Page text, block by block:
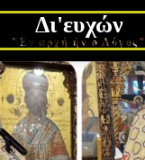
Δι'ευχών
"Εν αρχή ήν ο Λόγος"